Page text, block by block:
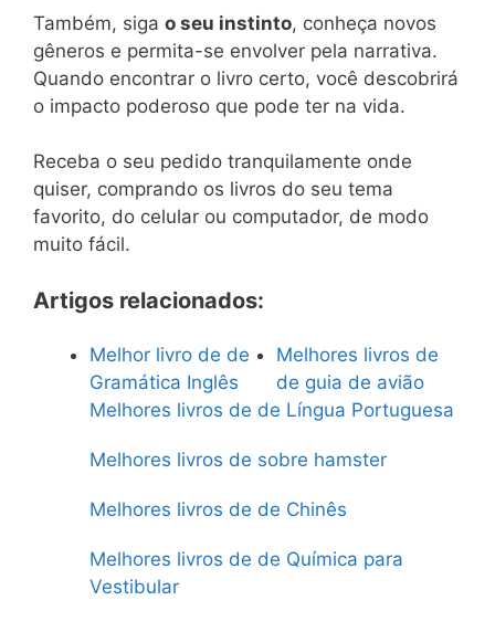
Também, siga o seu instinto, conheça novos
gêneros e permita-se envolver pela narrativa.
Quando encontrar o livro certo, você descobrirá
o impacto poderoso que pode ter na vida.
Receba o seu pedido tranquilamente onde
quiser, comprando os livros do seu tema
favorito, do celular ou computador, de modo
muito fácil.
Artigos relacionados:
Melhor livro de de
Gramática Inglês
Melhores livros de
de guia de avião
Melhores livros de de Língua Portuguesa
Melhores livros de sobre hamster
Melhores livros de de Chinês
Melhores livros de de Química para
Vestibular